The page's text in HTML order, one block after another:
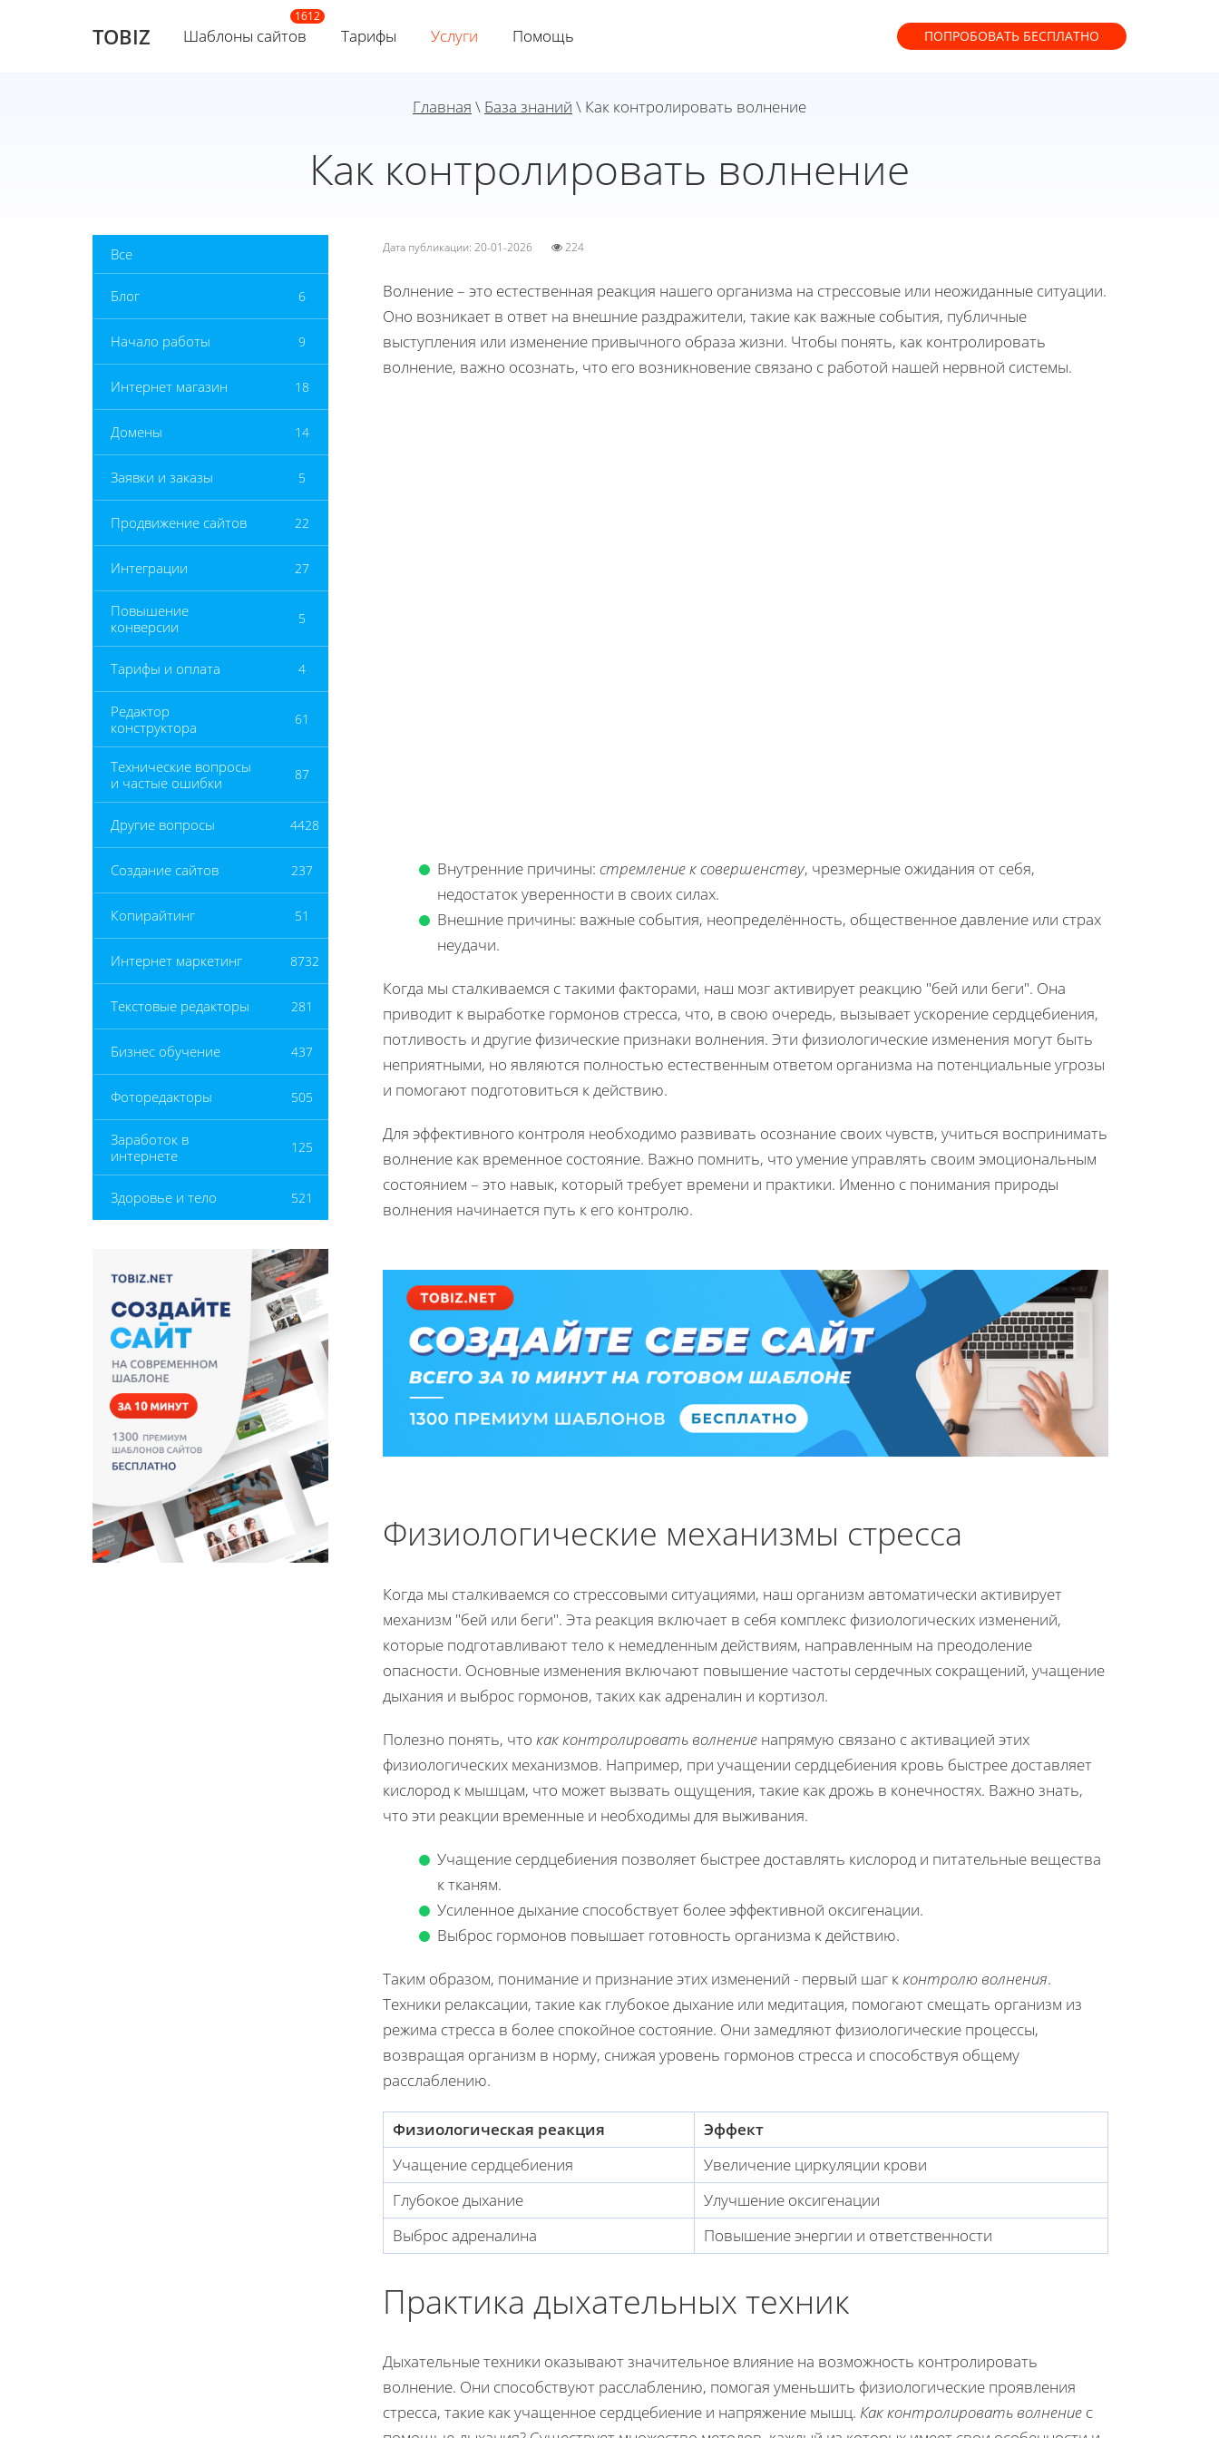
TOBIZ Шаблоны сайтов Тарифы Услуги Помощь ПОПРОБОВАТЬ БЕСПЛАТНО
Главная \ База знаний \ Как контролировать волнение
Как контролировать волнение
Все
Блог 6
Начало работы 9
Интернет магазин 18
Домены 14
Заявки и заказы 5
Продвижение сайтов 22
Интеграции 27
Повышение
конверсии
5
Тарифы и оплата 4
Редактор
конструктора
61
Технические вопросы
и частые ошибки
87
Другие вопросы 4428
Создание сайтов 237
Копирайтинг 51
Интернет маркетинг 8732
Текстовые редакторы 281
Бизнес обучение 437
Фоторедакторы 505
Заработок в
интернете
125
Здоровье и тело 521
Дата публикации: 20-01-2026 224
Волнение – это естественная реакция нашего организма на стрессовые или неожиданные ситуации.
Оно возникает в ответ на внешние раздражители, такие как важные события, публичные
выступления или изменение привычного образа жизни. Чтобы понять, как контролировать
волнение, важно осознать, что его возникновение связано с работой нашей нервной системы.
Внутренние причины: стремление к совершенству, чрезмерные ожидания от себя,
недостаток уверенности в своих силах.
Внешние причины: важные события, неопределённость, общественное давление или страх
неудачи.
Когда мы сталкиваемся с такими факторами, наш мозг активирует реакцию "бей или беги". Она
приводит к выработке гормонов стресса, что, в свою очередь, вызывает ускорение сердцебиения,
потливость и другие физические признаки волнения. Эти физиологические изменения могут быть
неприятными, но являются полностью естественным ответом организма на потенциальные угрозы
и помогают подготовиться к действию.
Для эффективного контроля необходимо развивать осознание своих чувств, учиться воспринимать
волнение как временное состояние. Важно помнить, что умение управлять своим эмоциональным
состоянием – это навык, который требует времени и практики. Именно с понимания природы
волнения начинается путь к его контролю.
Физиологические механизмы стресса
Когда мы сталкиваемся со стрессовыми ситуациями, наш организм автоматически активирует
механизм "бей или беги". Эта реакция включает в себя комплекс физиологических изменений,
которые подготавливают тело к немедленным действиям, направленным на преодоление
опасности. Основные изменения включают повышение частоты сердечных сокращений, учащение
дыхания и выброс гормонов, таких как адреналин и кортизол.
Полезно понять, что как контролировать волнение напрямую связано с активацией этих
физиологических механизмов. Например, при учащении сердцебиения кровь быстрее доставляет
кислород к мышцам, что может вызвать ощущения, такие как дрожь в конечностях. Важно знать,
что эти реакции временные и необходимы для выживания.
Учащение сердцебиения позволяет быстрее доставлять кислород и питательные вещества
к тканям.
Усиленное дыхание способствует более эффективной оксигенации.
Выброс гормонов повышает готовность организма к действию.
Таким образом, понимание и признание этих изменений - первый шаг кконтролю волнения.
Техники релаксации, такие как глубокое дыхание или медитация, помогают смещать организм из
режима стресса в более спокойное состояние. Они замедляют физиологические процессы,
возвращая организм в норму, снижая уровень гормонов стресса и способствуя общему
расслаблению.
Физиологическая реакция
Эффект
Учащение сердцебиения
Увеличение циркуляции крови
Глубокое дыхание
Улучшение оксигенации
Выброс адреналина
Повышение энергии и ответственности
Практика дыхательных техник
Дыхательные техники оказывают значительное влияние на возможность контролировать
волнение. Они способствуют расслаблению, помогая уменьшить физиологические проявления
стресса, такие как учащенное сердцебиение и напряжение мышц. Как контролировать волнение с